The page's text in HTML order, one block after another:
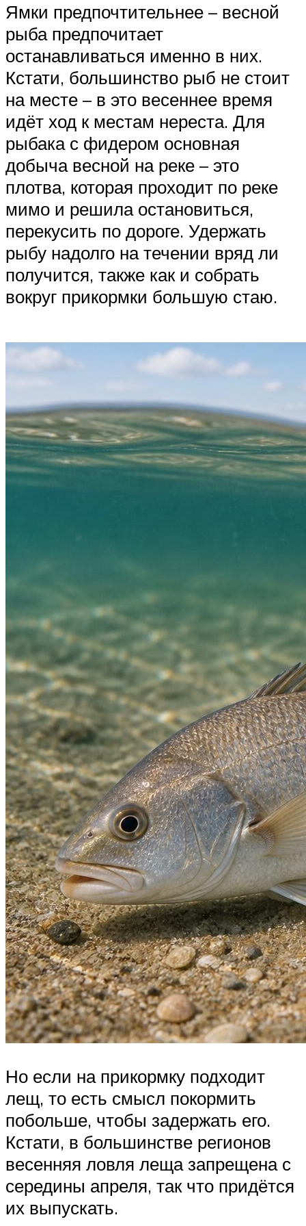
Ямки предпочтительнее – весной
рыба предпочитает
останавливаться именно в них.
Кстати, большинство рыб не стоит
на месте – в это весеннее время
идёт ход к местам нереста. Для
рыбака с фидером основная
добыча весной на реке – это
плотва, которая проходит по реке
мимо и решила остановиться,
перекусить по дороге. Удержать
рыбу надолго на течении вряд ли
получится, также как и собрать
вокруг прикормки большую стаю.
Но если на прикормку подходит
лещ, то есть смысл покормить
побольше, чтобы задержать его.
Кстати, в большинстве регионов
весенняя ловля леща запрещена с
середины апреля, так что придётся
их выпускать.